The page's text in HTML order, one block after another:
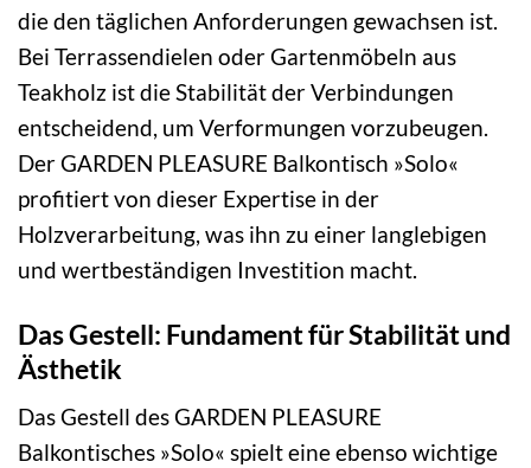
die den täglichen Anforderungen gewachsen ist.
Bei Terrassendielen oder Gartenmöbeln aus
Teakholz ist die Stabilität der Verbindungen
entscheidend, um Verformungen vorzubeugen.
Der GARDEN PLEASURE Balkontisch »Solo«
profitiert von dieser Expertise in der
Holzverarbeitung, was ihn zu einer langlebigen
und wertbeständigen Investition macht.
Das Gestell: Fundament für Stabilität und
Ästhetik
Das Gestell des GARDEN PLEASURE
Balkontisches »Solo« spielt eine ebenso wichtige